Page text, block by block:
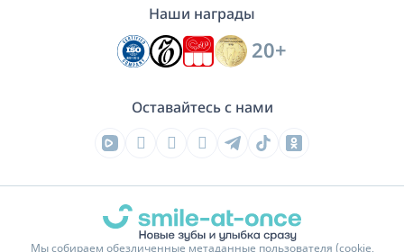
Наши награды
20+
Оставайтесь с нами
Мы собираем обезличенные метаданные пользователя (cookie,